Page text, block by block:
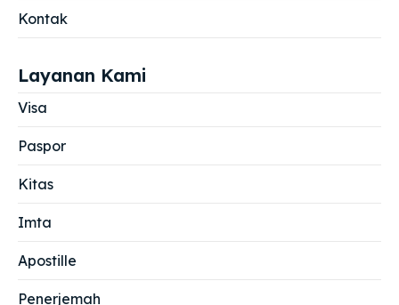
Kontak
Layanan Kami
Visa
Paspor
Kitas
Imta
Apostille
Penerjemah